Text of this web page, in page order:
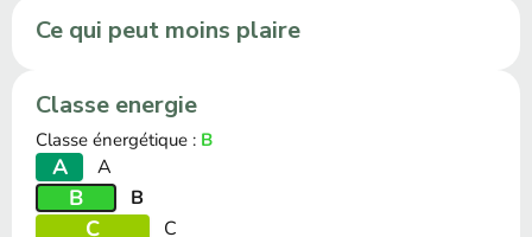
Ce qui peut moins plaire
Classe energie
Classe énergétique : B
A A
B B
C C